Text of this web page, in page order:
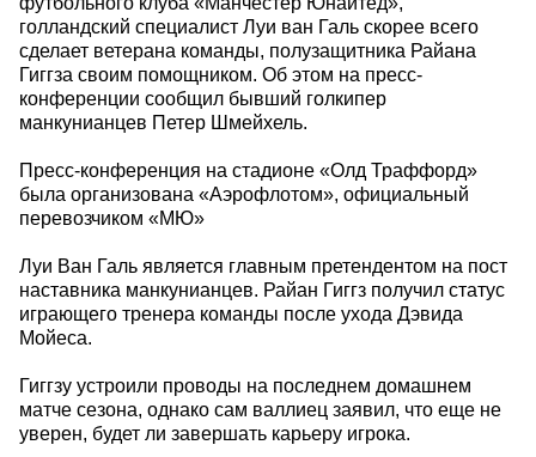
голландский специалист Луи ван Галь скорее всего
сделает ветерана команды, полузащитника Райана
Гиггза своим помощником. Об этом на пресс-
конференции сообщил бывший голкипер
манкунианцев Петер Шмейхель.
Пресс-конференция на стадионе «Олд Траффорд»
была организована «Аэрофлотом», официальный
перевозчиком «МЮ»
Луи Ван Галь является главным претендентом на пост
наставника манкунианцев. Райан Гиггз получил статус
играющего тренера команды после ухода Дэвида
Мойеса.
Гиггзу устроили проводы на последнем домашнем
матче сезона, однако сам валлиец заявил, что еще не
уверен, будет ли завершать карьеру игрока.